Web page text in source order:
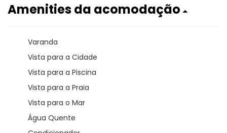
Amenities da acomodação
Varanda
Vista para a Cidade
Vista para a Piscina
Vista para a Praia
Vista para o Mar
Água Quente